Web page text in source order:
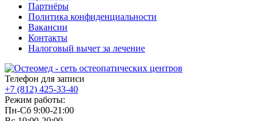
Партнёры
Политика конфиденциальности
Вакансии
Контакты
Налоговый вычет за лечение
Телефон для записи
+7 (812) 425-33-40
Режим работы:
Пн-Сб 9:00-21:00